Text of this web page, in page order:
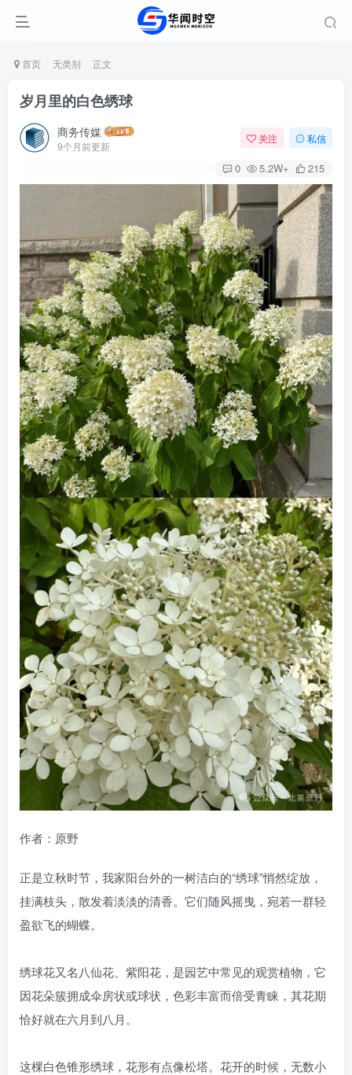
首页 无类别 正文
岁月里的白色绣球
商务传媒
9个月前更新
关注 私信
0 5.2W+ 215
作者：原野
正是立秋时节，我家阳台外的一树洁白的“绣球”悄然绽放，
挂满枝头，散发着淡淡的清香。它们随风摇曳，宛若一群轻
盈欲飞的蝴蝶。
绣球花又名八仙花、紫阳花，是园艺中常见的观赏植物，它
因花朵簇拥成伞房状或球状，色彩丰富而倍受青睐，其花期
恰好就在六月到八月。
这棵白色锥形绣球，花形有点像松塔。花开的时候，无数小